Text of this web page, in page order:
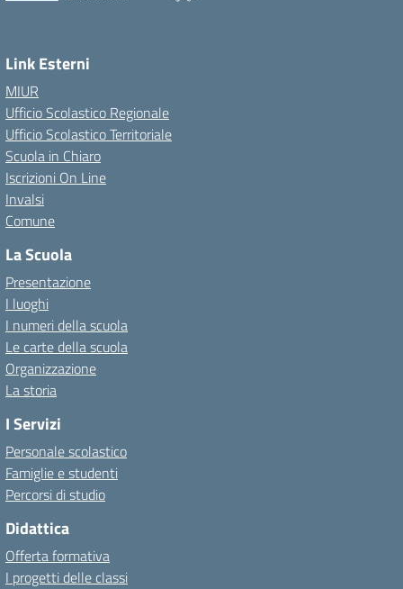
Link Esterni
MIUR
Ufficio Scolastico Regionale
Ufficio Scolastico Territoriale
Scuola in Chiaro
Iscrizioni On Line
Invalsi
Comune
La Scuola
Presentazione
I luoghi
I numeri della scuola
Le carte della scuola
Organizzazione
La storia
I Servizi
Personale scolastico
Famiglie e studenti
Percorsi di studio
Didattica
Offerta formativa
I progetti delle classi